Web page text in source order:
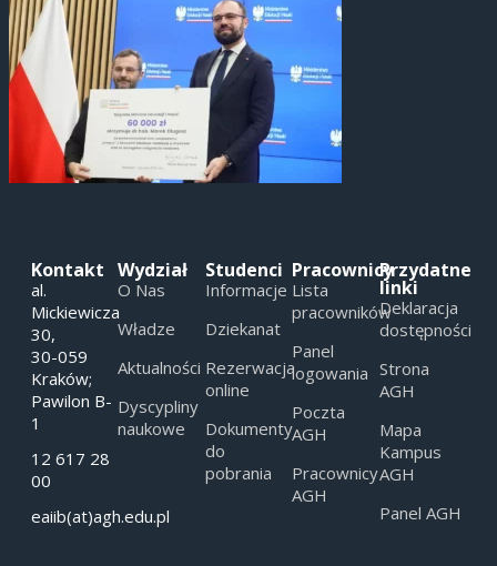
Kontakt
al.
Mickiewicza
30,
30-059
Kraków;
Pawilon B-
1
12 617 28
00
eaiib(at)agh.edu.pl
Wydział
O Nas
Władze
Aktualności
Dyscypliny
naukowe
Studenci
Informacje
Dziekanat
Rezerwacja
online
Dokumenty
do
pobrania
Pracownicy
Lista
pracowników
Panel
logowania
Poczta
AGH
Pracownicy
AGH
Przydatne
linki
Deklaracja
dostępności
Strona
AGH
Mapa
Kampus
AGH
Panel AGH